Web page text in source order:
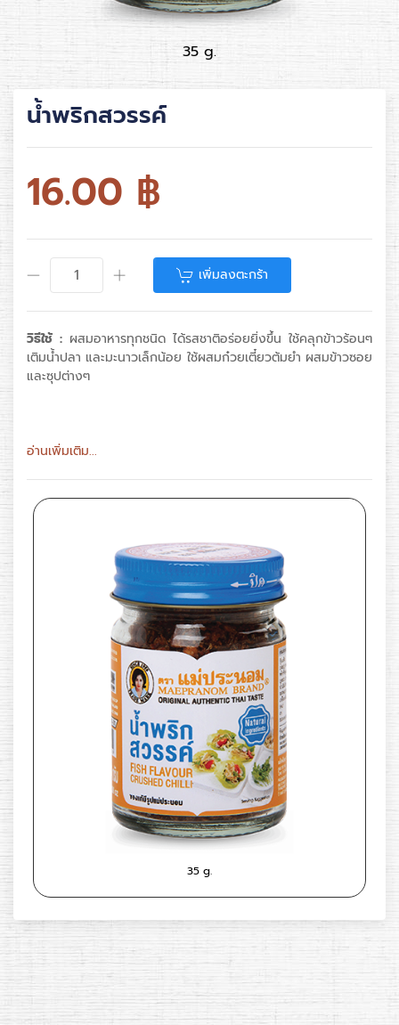
35 g.
น้ำพริกสวรรค์
16.00 ฿
เพิ่มลงตะกร้า
วิธีใช้ : ผสมอาหารทุกชนิด ได้รสชาติอร่อยยิ่งขึ้น ใช้คลุกข้าวร้อนๆ
เติมน้ำปลา และมะนาวเล็กน้อย ใช้ผสมก๋วยเตี๋ยวต้มยำ ผสมข้าวซอย
และซุปต่างๆ
อ่านเพิ่มเติม...
35 g.